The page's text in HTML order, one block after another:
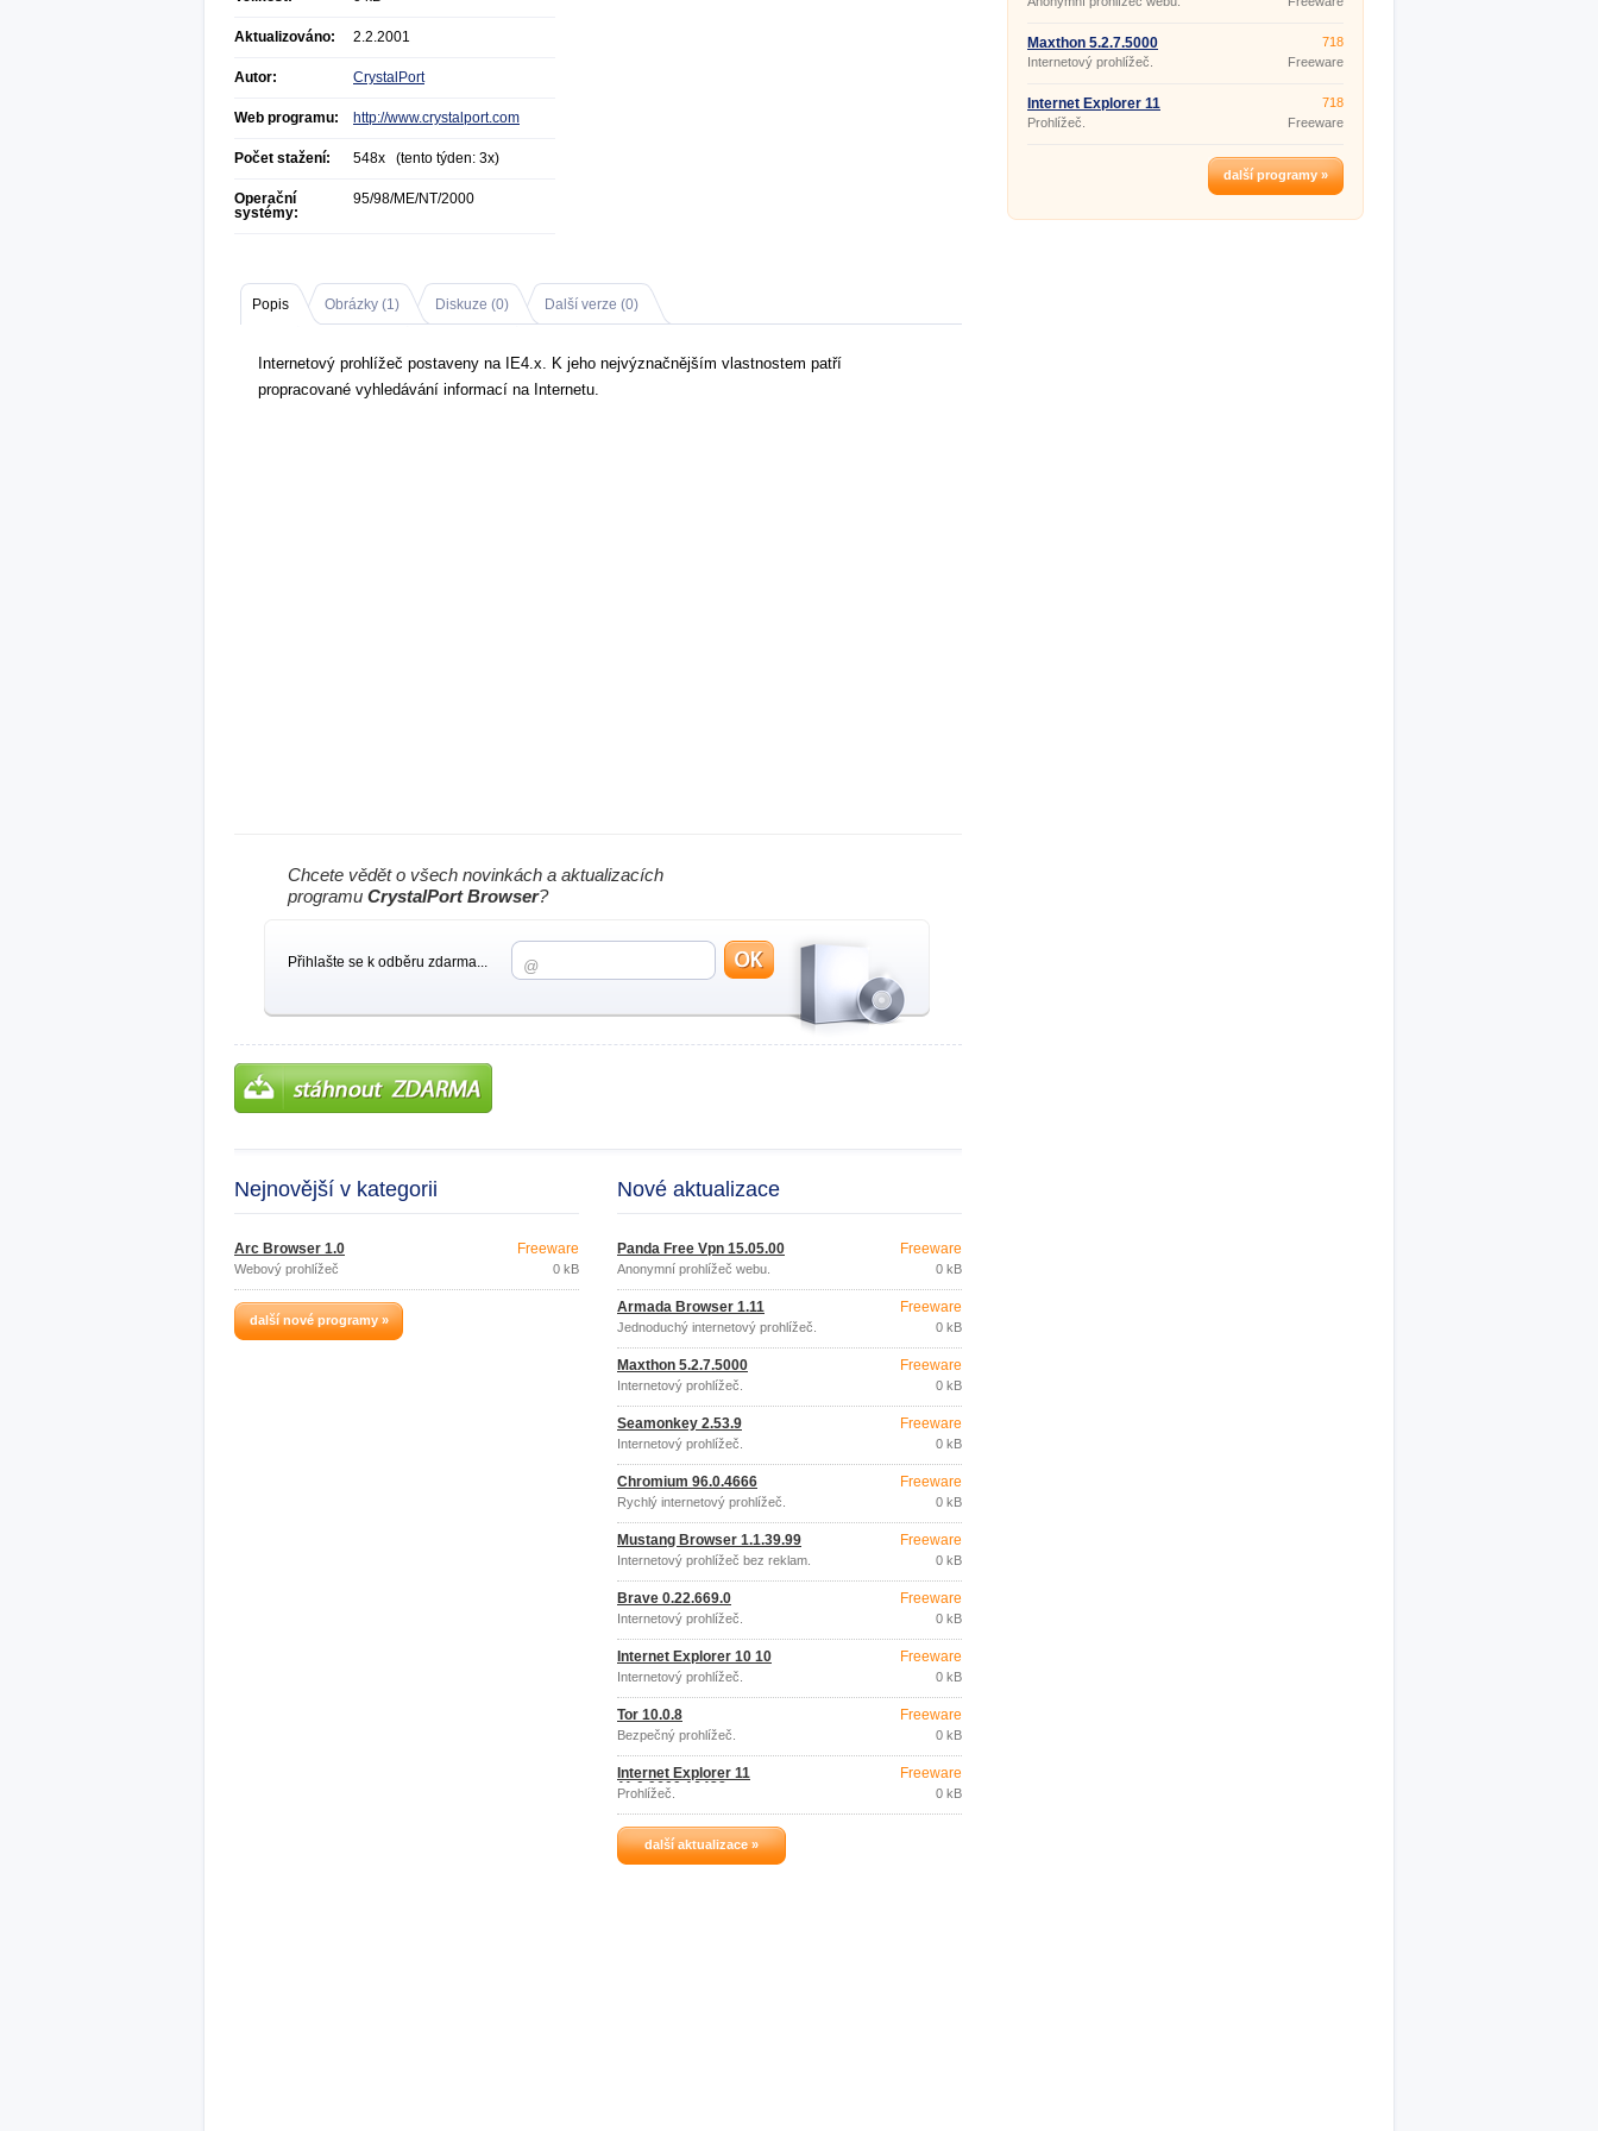
Aktualizováno: 2.2.2001
Autor: CrystalPort
Web programu: http://www.crystalport.com
Počet stažení: 548x (tento týden: 3x)
Operační
systémy:
95/98/ME/NT/2000
Popis Obrázky (1) Diskuze (0) Další verze (0)
Internetový prohlížeč postaveny na IE4.x. K jeho nejvýznačnějším vlastnostem patří
propracované vyhledávání informací na Internetu.
Chcete vědět o všech novinkách a aktualizacích
programu CrystalPort Browser?
Přihlašte se k odběru zdarma...
Nejnovější v kategorii
Arc Browser 1.0
Webový prohlížeč
Freeware
0 kB
další nové programy »
Nové aktualizace
Panda Free Vpn 15.05.00
Anonymní prohlížeč webu.
Freeware
0 kB
Armada Browser 1.11
Jednoduchý internetový prohlížeč.
Freeware
0 kB
Maxthon 5.2.7.5000
Internetový prohlížeč.
Freeware
0 kB
Seamonkey 2.53.9
Internetový prohlížeč.
Freeware
0 kB
Chromium 96.0.4666
Rychlý internetový prohlížeč.
Freeware
0 kB
Mustang Browser 1.1.39.99
Internetový prohlížeč bez reklam.
Freeware
0 kB
Brave 0.22.669.0
Internetový prohlížeč.
Freeware
0 kB
Internet Explorer 10 10
Internetový prohlížeč.
Freeware
0 kB
Tor 10.0.8
Bezpečný prohlížeč.
Freeware
0 kB
Internet Explorer 11
11.0.9600.16428
Prohlížeč.
Freeware
0 kB
další aktualizace »
Maxthon 5.2.7.5000
Internetový prohlížeč.
718
Freeware
Internet Explorer 11
11.0.9600.16428
Prohlížeč.
718
Freeware
další programy »